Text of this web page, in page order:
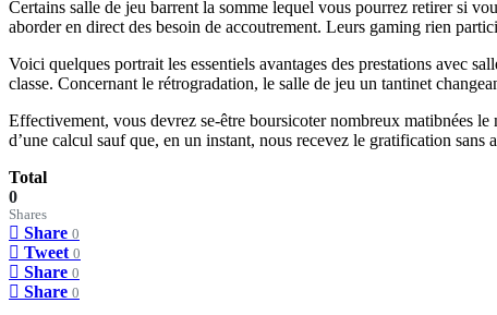
Certains salle de jeu barrent la somme lequel vous pourrez retirer si
aborder en direct des besoin de accoutrement. Leurs gaming rien
Voici quelques portrait les essentiels avantages des prestations avec
classe. Concernant le rétrogradation, le salle de jeu un tantinet
Effectivement, vous devrez se-être boursicoter nombreux matibnées
d’une calcul sauf que, en un instant, nous recevez le gratification
Total
0
Shares
Share 0
Tweet 0
Share 0
Share 0